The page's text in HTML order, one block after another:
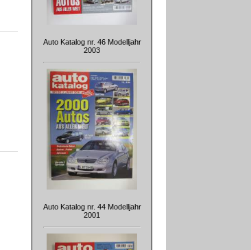
Auto Katalog nr. 46 Modelljahr
2003
Auto Katalog nr. 44 Modelljahr
2001